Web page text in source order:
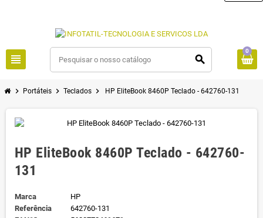
view_headline search
0
chevron_right Portáteis chevron_right Teclados chevron_right HP EliteBook 8460P Teclado - 642760-131
HP EliteBook 8460P Teclado - 642760-
131
Marca
HP
Referência
642760-131